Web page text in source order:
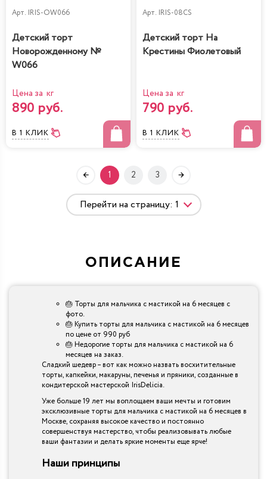
Арт. IRIS-OW066
Детский торт
Новорожденному №
W066
Цена за кг
890 руб.
В 1 КЛИК
Арт. IRIS-08CS
Детский торт На
Крестины Фиолетовый
Цена за кг
790 руб.
В 1 КЛИК
1 2 3
ОПИСАНИЕ
🎂 Торты для мальчика с мастикой на 6 месяцев с
фото.
🎂 Купить торты для мальчика с мастикой на 6 месяцев
по цене от 990 руб
🎂 Недорогие торты для мальчика с мастикой на 6
месяцев на заказ.
Сладкий шедевр – вот как можно назвать восхитительные
торты, капкейки, макаруны, печенья и пряники, созданные в
кондитерской мастерской IrisDelicia.
Уже больше 19 лет мы воплощаем ваши мечты и готовим
эксклюзивные торты для мальчика с мастикой на 6 месяцев в
Москве, сохраняя высокое качество и постоянно
совершенствуя мастерство, чтобы реализовывать любые
ваши фантазии и делать яркие моменты еще ярче!
Наши принципы